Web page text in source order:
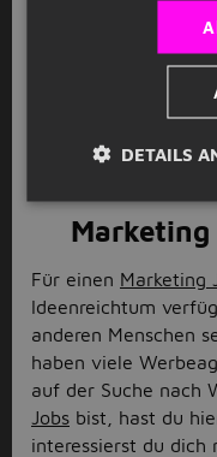
Lamberti Kirche,
Garten ziehen
und
Also, bewirb dich
Marketing
Für einen Marketing
Ideenreichtum
anderen Menschen
haben viele
auf der Suche nach
Jobs bist, hast du
interessierst du dich
DETAILS